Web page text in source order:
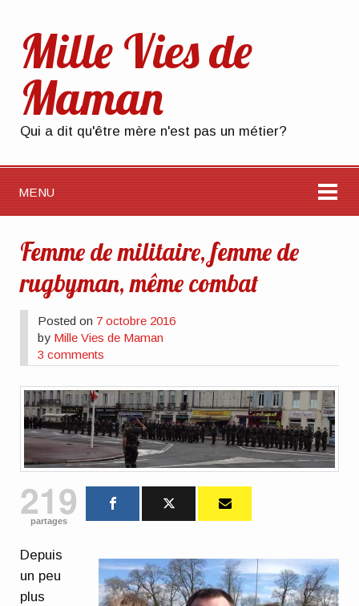
Mille Vies de
Maman
Qui a dit qu'être mère n'est pas un métier?
MENU
Femme de militaire, femme de
rugbyman, même combat
Posted on 7 octobre 2016
by Mille Vies de Maman
3 comments
219
partages
Depuis
un peu
plus